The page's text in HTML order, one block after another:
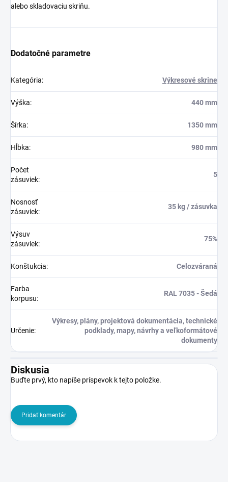
alebo skladovaciu skriňu.
Dodatočné parametre
Kategória: Výkresové skrine
Výška: 440 mm
Šírka: 1350 mm
Hĺbka: 980 mm
Počet
zásuviek:
5
Nosnosť
zásuviek:
35 kg / zásuvka
Výsuv
zásuviek:
75%
Konštukcia: Celozváraná
Farba
korpusu:
RAL 7035 - Šedá
Určenie:
Výkresy, plány, projektová dokumentácia, technické
podklady, mapy, návrhy a veľkoformátové
dokumenty
Diskusia
Buďte prvý, kto napíše príspevok k tejto položke.
Pridať komentár